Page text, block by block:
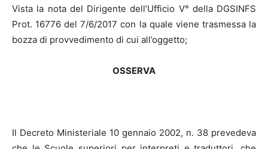
Vista la nota del Dirigente dell’Ufficio V° della DGSINFS
Prot. 16776 del 7/6/2017 con la quale viene trasmessa la
bozza di provvedimento di cui all’oggetto;
OSSERVA
Il Decreto Ministeriale 10 gennaio 2002, n. 38 prevedeva